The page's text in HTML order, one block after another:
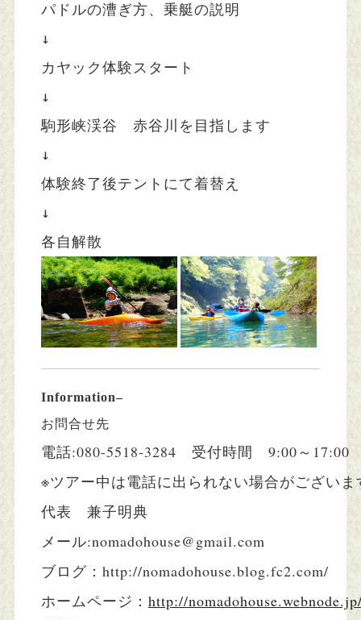
パドルの漕ぎ方、乗艇の説明
↓
カヤック体験スタート
↓
駒形峡渓谷　赤谷川を目指します
↓
体験終了後テントにて着替え
↓
各自解散
Information–
お問合せ先
電話:080-5518-3284　受付時間　9:00～17:00
※ツアー中は電話に出られない場合がござい
代表　兼子明典
メール:nomadohouse@gmail.com
ブログ：http://nomadohouse.blog.fc2.com/
ホームページ： http://